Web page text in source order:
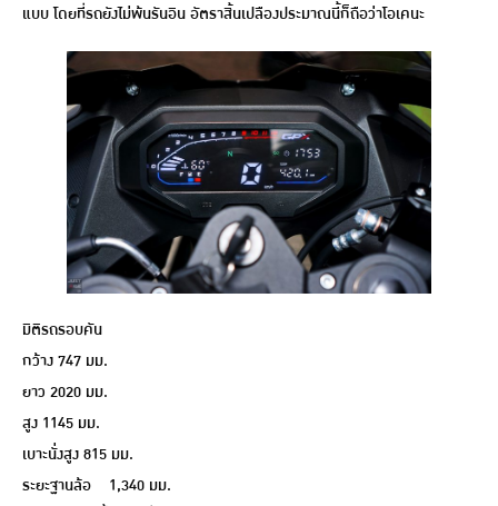
แบบ โดยที่รถยังไม่พ้นรันอิน อัตราสิ้นเปลืองประมาณนี้ก็ถือว่าโอเคนะ
มิติรถรอบคัน
กว้าง 747 มม.
ยาว 2020 มม.
สูง 1145 มม.
เบาะนั่งสูง 815 มม.
ระยะฐานล้อ 1,340 มม.